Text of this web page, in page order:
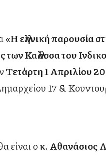
«Η ελληνική παρουσία
Καλλάσσα του
Τετάρτη 1 Απριλίου
17 &
είναι οκ.Αθανάσιος